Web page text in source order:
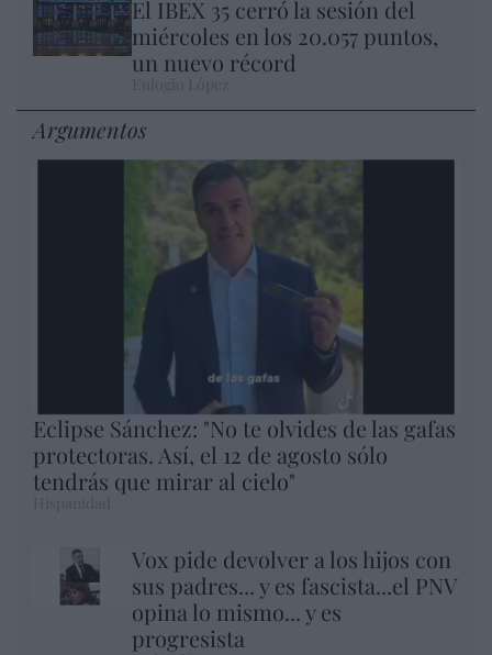
El IBEX 35 cerró la sesión del
miércoles en los 20.057 puntos,
un nuevo récord
Argumentos
Eclipse Sánchez: "No te olvides de las gafas
protectoras. Así, el 12 de agosto sólo
tendrás que mirar al cielo"
Vox pide devolver a los hijos con
sus padres... y es fascista...el PNV
opina lo mismo... y es
progresista